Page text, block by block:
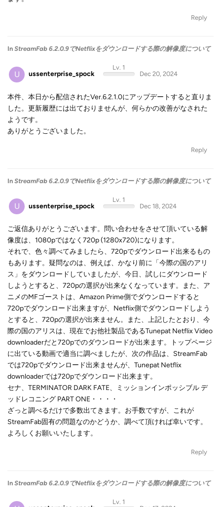
Reply
In StreamFab 6.2.0.9でNetflixをダウンロードする際の解像度について
U ussenterprise_spock
Lv. 1
Dec 20, 2024
本件、本日から配信されたVer.6.2.1.0にアップデートすると直りま
した。更新履歴には出ておりませんが、何らかの改善がなされた
ようです。
ありがとうございました。
Reply
In StreamFab 6.2.0.9でNetflixをダウンロードする際の解像度について
U ussenterprise_spock
Lv. 1
Dec 18, 2024
ご返信ありがとうございます。問い合わせをさせて頂いている解
像度は、1080pではなく720p (1280x720)になります。
それで、色々調べてみましたら、720pでダウンロード出来るもの
もあります。疑問なのは、例えば、かなり前に「今際の国のアリ
ス」をダウンロードしていましたが、今日、試しにダウンロード
しようとすると、720pの選択が出来なくなっています。また、ア
ニメのMFゴーストは、Amazon Prime側でダウンロードすると
720pでダウンロード出来ますが、Netflix側でダウンロードしよう
とすると、720pの選択が出来ません。また、上記したとおり、今
際の国のアリスは、現在でお他社製品であるTunepat Netflix Video
downloaderだと720pでのダウンロードが出来ます。トップページ
に出ている動画で適当に調べましたが、次の作品は、StreamFab
では720pでダウンロード出来ませんが、Tunepat Netflix
downloaderでは720pでダウンロード出来ます。
セナ、TERMINATOR DARK FATE、ミッションインポッシブル デ
ッドレコニング PART ONE・・・・
ざっと調べるだけで多数出てきます。お手数ですが、これが
StreamFab固有の問題なのかどうか、調べて頂ければ幸いです。
よろしくお願いいたします。
Reply
In StreamFab 6.2.0.9でNetflixをダウンロードする際の解像度について
Lv. 1